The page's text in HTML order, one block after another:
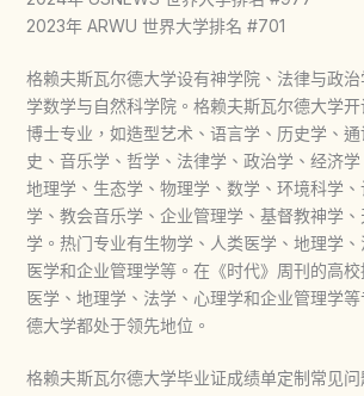
2023年 ARWU 世界大学排名 #701
格赖夫斯瓦尔德大学设有神学院、法律与政
学数学与自然科学院。格赖夫斯瓦尔德大学开
博士专业，如造型艺术、语言学、历史学、
史、音乐学、哲学、法律学、政治学、经济学
地理学、生态学、物理学、数学、环境科学
学、教会音乐学、企业管理学、基督教神学
学。热门专业有生物学、人类医学、地理学
医学和企业管理学等。在《时代》周刊的高校
医学、地理学、法学、心理学和企业管理学
德大学都处于领先地位。
格赖夫斯瓦尔德大学毕业证成绩单定制常见